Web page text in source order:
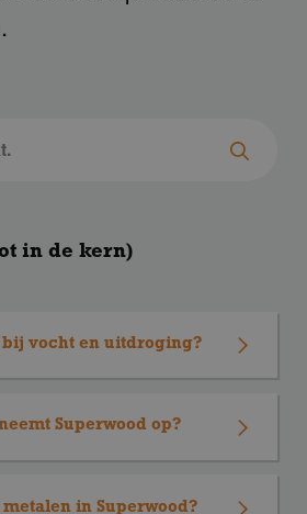
in de kern)
bij vocht en uitdroging?
scheurtjes of krassen
gevels en bij bredere planken.
Superwood op?
Houd er rekening mee dat de
in Superwood?